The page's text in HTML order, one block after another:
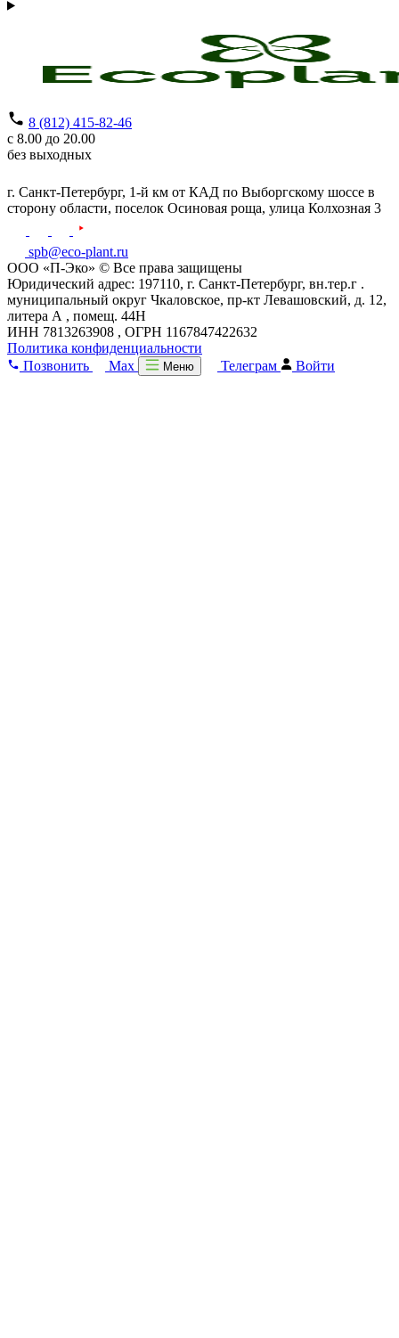
8 (812) 415-82-46
с 8.00 до 20.00
без выходных
г. Санкт-Петербург, 1-й км от КАД по Выборгскому шоссе в
сторону области, поселок Осиновая роща, улица Колхозная 3
spb@eco-plant.ru
ООО «П-Эко» © Все права защищены
Юридический адрес: 197110, г. Санкт-Петербург, вн.тер.г .
муниципальный округ Чкаловское, пр-кт Левашовский, д. 12,
литера А , помещ. 44Н
ИНН 7813263908 , ОГРН 1167847422632
Политика конфиденциальности
Позвонить
Max Меню Телеграм Войти